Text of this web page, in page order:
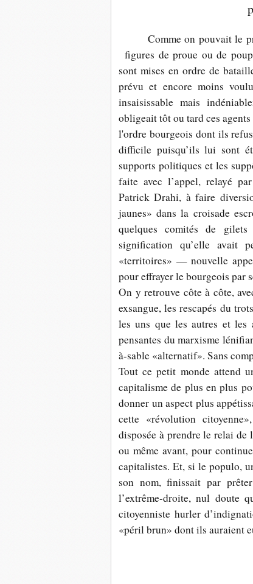
Comme on pouvait le
figures de proue ou de
sont mises en ordre de
prévu et encore moins
insaisissable mais
obligeait tôt ou tard ces
l'ordre bourgeois dont ils
difficile puisqu’ils lui sont
supports politiques et les
faite avec l’appel, relayé
Patrick Drahi, à faire
jaunes» dans la croisade
quelques comités de
signification qu’elle avait
«territoires» — nouvelle
pour effrayer le bourgeois par
On y retrouve côte à côte,
exsangue, les rescapés du
les uns que les autres et les
pensantes du marxisme
à-sable «alternatif». Sans
Tout ce petit monde attend
capitalisme de plus en plus
donner un aspect plus
cette «révolution
disposée à prendre le relai de
ou même avant, pour
capitalistes. Et, si le populo,
son nom, finissait par
l’extrême-droite, nul doute
citoyenniste hurler
«péril brun» dont ils auraient